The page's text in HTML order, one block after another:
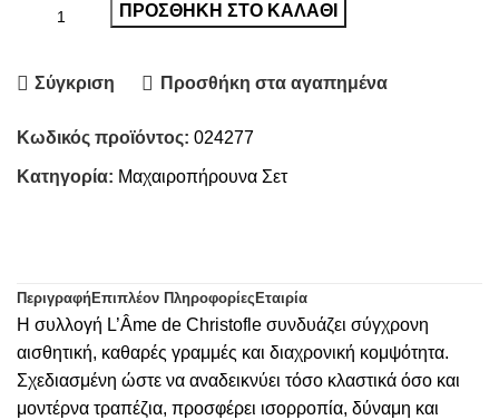
ΠΡΟΣΘΉΚΗ ΣΤΟ ΚΑΛΆΘΙ
Σύγκριση Προσθήκη στα αγαπημένα
Κωδικός προϊόντος: 024277
Κατηγορία: Μαχαιροπήρουνα Σετ
ΠεριγραφήΕπιπλέον Πληροφορίες Εταιρία
Η συλλογή L’Âme de Christofle συνδυάζει σύγχρονη
αισθητική, καθαρές γραμμές και διαχρονική κομψότητα.
Σχεδιασμένη ώστε να αναδεικνύει τόσο κλαστικά όσο και
μοντέρνα τραπέζια, προσφέρει ισορροπία, δύναμη και